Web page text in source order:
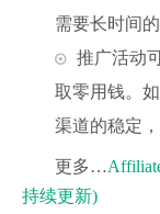
需要长时间
推广活动
取零用钱。
渠道的稳定
更多…
持续更新)